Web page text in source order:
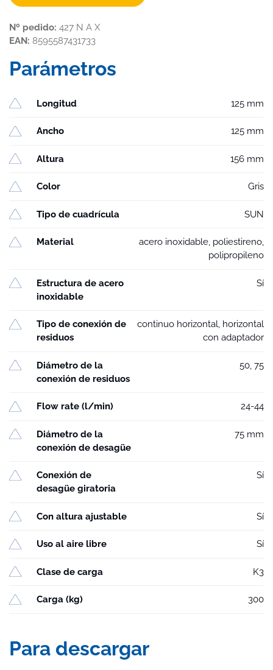
Nº pedido: 427 N A X
EAN: 8595587431733
Parámetros
Longitud 125 mm
Ancho 125 mm
Altura 156 mm
Color Gris
Tipo de cuadrícula SUN
Material
acero inoxidable, poliestireno,
polipropileno
Estructura de acero
inoxidable
Sí
Tipo de conexión de
residuos
continuo horizontal, horizontal
con adaptador
Diámetro de la
conexión de residuos
50, 75
Flow rate (l/min) 24-44
Diámetro de la
conexión de desagüe
75 mm
Conexión de
desagüe giratoria
Sí
Con altura ajustable Sí
Uso al aire libre Sí
Clase de carga K3
Carga (kg) 300
Para descargar